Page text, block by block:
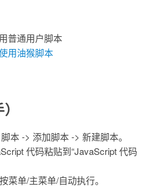
普通用户脚本
用油猴脚本
本 -> 添加脚本 -> 新建脚本。
代码粘贴到“JavaScript 代码
菜单/主菜单/自动执行。